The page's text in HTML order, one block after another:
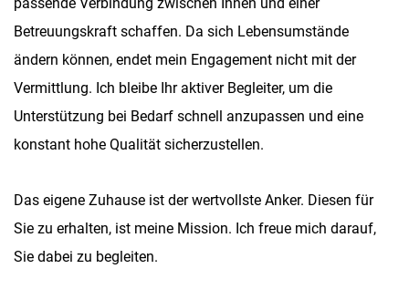
Betreuungskraft schaffen. Da sich Lebensumstände
ändern können, endet mein Engagement nicht mit der
Vermittlung. Ich bleibe Ihr aktiver Begleiter, um die
Unterstützung bei Bedarf schnell anzupassen und eine
konstant hohe Qualität sicherzustellen.
Das eigene Zuhause ist der wertvollste Anker. Diesen für
Sie zu erhalten, ist meine Mission. Ich freue mich darauf,
Sie dabei zu begleiten.